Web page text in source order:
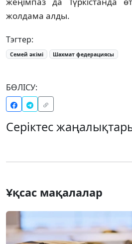
жолдама алды.
Тэгтер:
Семей әкімі Шахмат федерациясы
БӨЛІСУ:
Серіктес
Ұқсас мақалалар